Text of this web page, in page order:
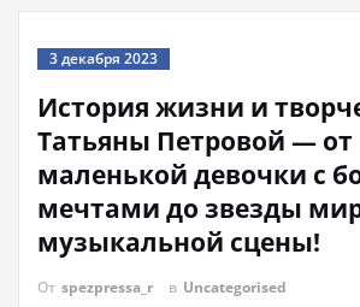
3 декабря 2023
История жизни и
Татьяны Петровой — от
маленькой девочки с
мечтами до звезды
музыкальной сцены!
От spezpressa_r в Uncategorised